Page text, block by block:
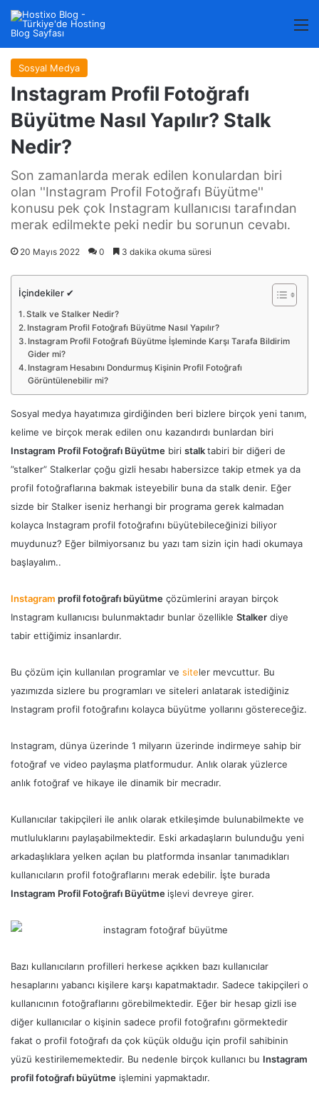
Sosyal Medya
Instagram Profil Fotoğrafı
Büyütme Nasıl Yapılır? Stalk
Nedir?
Son zamanlarda merak edilen konulardan biri
olan ''Instagram Profil Fotoğrafı Büyütme''
konusu pek çok Instagram kullanıcısı tarafından
merak edilmekte peki nedir bu sorunun cevabı.
20 Mayıs 2022 0 3 dakika okuma süresi
İçindekiler ✔
Stalk ve Stalker Nedir?
Instagram Profil Fotoğrafı Büyütme Nasıl Yapılır?
Instagram Profil Fotoğrafı Büyütme İşleminde Karşı Tarafa Bildirim
Gider mi?
Instagram Hesabını Dondurmuş Kişinin Profil Fotoğrafı
Görüntülenebilir mi?
Sosyal medya hayatımıza girdiğinden beri bizlere birçok yeni tanım,
kelime ve birçok merak edilen onu kazandırdı bunlardan biri
Instagram Profil Fotoğrafı Büyütme biri stalktabiri bir diğeri de
”stalker” Stalkerlar çoğu gizli hesabı habersizce takip etmek ya da
profil fotoğraflarına bakmak isteyebilir buna da stalk denir. Eğer
sizde bir Stalker iseniz herhangi bir programa gerek kalmadan
kolayca Instagram profil fotoğrafını büyütebileceğinizi biliyor
muydunuz? Eğer bilmiyorsanız bu yazı tam sizin için hadi okumaya
başlayalım..
Instagram profil fotoğrafı büyütme çözümlerini arayan birçok
Instagram kullanıcısı bulunmaktadır bunlar özellikle Stalker diye
tabir ettiğimiz insanlardır.
Bu çözüm için kullanılan programlar ve siteler mevcuttur. Bu
yazımızda sizlere bu programları ve siteleri anlatarak istediğiniz
Instagram profil fotoğrafını kolayca büyütme yollarını göstereceğiz.
Instagram, dünya üzerinde 1 milyarın üzerinde indirmeye sahip bir
fotoğraf ve video paylaşma platformudur. Anlık olarak yüzlerce
anlık fotoğraf ve hikaye ile dinamik bir mecradır.
Kullanıcılar takipçileri ile anlık olarak etkileşimde bulunabilmekte ve
mutluluklarını paylaşabilmektedir. Eski arkadaşların bulunduğu yeni
arkadaşlıklara yelken açılan bu platformda insanlar tanımadıkları
kullanıcıların profil fotoğraflarını merak edebilir. İşte burada
Instagram Profil Fotoğrafı Büyütme işlevi devreye girer.
Bazı kullanıcıların profilleri herkese açıkken bazı kullanıcılar
hesaplarını yabancı kişilere karşı kapatmaktadır. Sadece takipçileri o
kullanıcının fotoğraflarını görebilmektedir. Eğer bir hesap gizli ise
diğer kullanıcılar o kişinin sadece profil fotoğrafını görmektedir
fakat o profil fotoğrafı da çok küçük olduğu için profil sahibinin
yüzü kestirilememektedir. Bu nedenle birçok kullanıcı bu Instagram
profil fotoğrafı büyütme işlemini yapmaktadır.